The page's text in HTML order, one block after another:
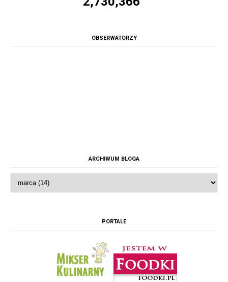
OBSERWATORZY
ARCHIWUM BLOGA
PORTALE